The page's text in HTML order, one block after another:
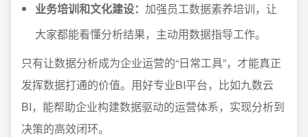
业务培训和文化建设： 加强员工数据素养培训，让
大家都能看懂分析结果，主动用数据指导工作。
只有让数据分析成为企业运营的“日常工具”，才能真正
发挥数据打通的价值。用好专业BI平台，比如九数云
BI，能帮助企业构建数据驱动的运营体系，实现分析到
决策的高效闭环。